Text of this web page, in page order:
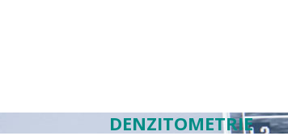
DENZITOMETRIE